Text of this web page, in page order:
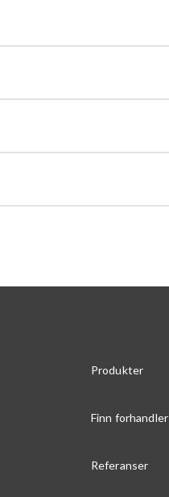
Produkter
Finn forhandler
Referanser